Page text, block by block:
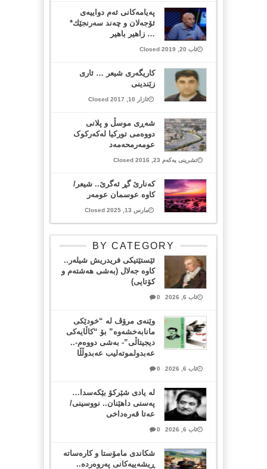
پەیامەکانی ئەم دواییەی
ئۆجەلان و چەند سەرنجێك*
… زاهیر باهیر
ئاب 20, 2019 Closed
كاریگه‌ری شیعر … ئاری
زێندینی
ئازار 10, 2017 Closed
شەڕی موسڵ و پلانی
دووەمی تورکیا لەکەرکوک
عومەرمحەمەد
تشرینی یەکەم 23, 2016 Closed
کەنارێ گڕ ئەگرێ.. شیعر/
کاوە عوسمان عومەر
مارس 13, 2025 Closed
BY CATEGORY
ئێستێتیکی فریدریش شیلەر..
کاوە جەلال (بەشی هەشتەم و
کۆتایی)
ئاب 6, 2026 0
وێنەی مرۆڤ لە “خودێکی
مانابەخشەوە” بۆ “کاڵایەکی
دیجیتاڵی”- بەشی دووەم-..
عەبدولموتەلیب عەبدوڵڵا
ئاب 6, 2026 0
لە یادی شێرکۆ بێکەسدا…
پەسنی داهێنان.. نووسینی/
عەتا قەرەداخی
ئاب 6, 2026 0
شکاندی مامۆستا و کارەساتە
ڕیشەییەکانی پەروەردە..